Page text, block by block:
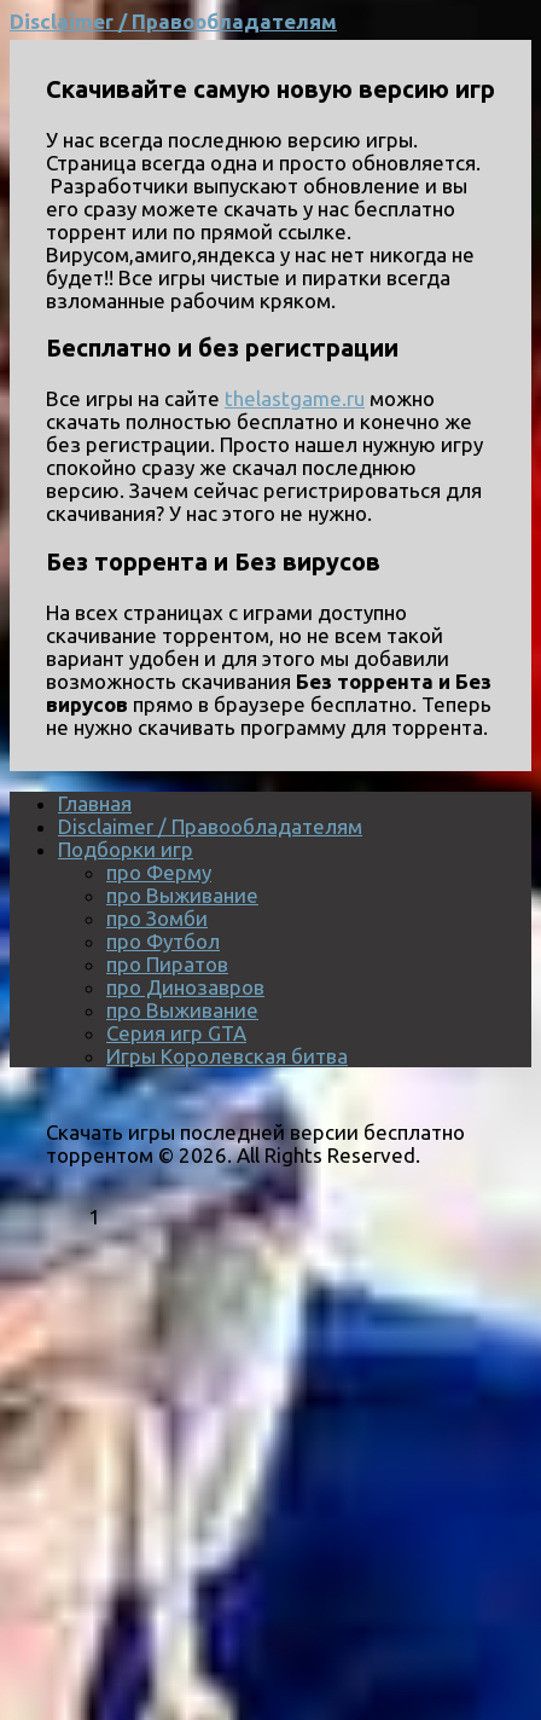
Disclaimer / Правообладателям
Скачивайте самую новую версию игр
У нас всегда последнюю версию игры.
Страница всегда одна и просто обновляется.
Разработчики выпускают обновление и вы
его сразу можете скачать у нас бесплатно
торрент или по прямой ссылке.
Вирусом,амиго,яндекса у нас нет никогда не
будет!! Все игры чистые и пиратки всегда
взломанные рабочим кряком.
Бесплатно и без регистрации
Все игры на сайте thelastgame.ru можно
скачать полностью бесплатно и конечно же
без регистрации. Просто нашел нужную игру
спокойно сразу же скачал последнюю
версию. Зачем сейчас регистрироваться для
скачивания? У нас этого не нужно.
Без торрента и Без вирусов
На всех страницах с играми доступно
скачивание торрентом, но не всем такой
вариант удобен и для этого мы добавили
возможность скачивания Без торрента и Без
вирусов прямо в браузере бесплатно. Теперь
не нужно скачивать программу для торрента.
Главная
Disclaimer / Правообладателям
Подборки игр
про Ферму
про Выживание
про Зомби
про Футбол
про Пиратов
про Динозавров
про Выживание
Серия игр GTA
Игры Королевская битва
Скачать игры последней версии бесплатно
торрентом © 2026. All Rights Reserved.
1